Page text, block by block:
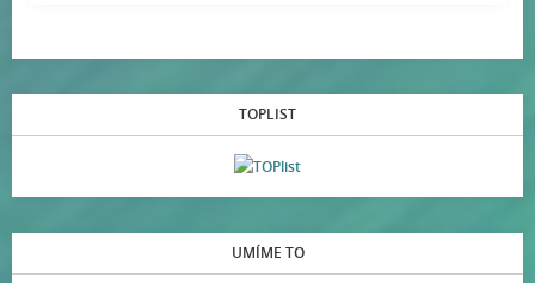
TOPLIST
UMÍME TO